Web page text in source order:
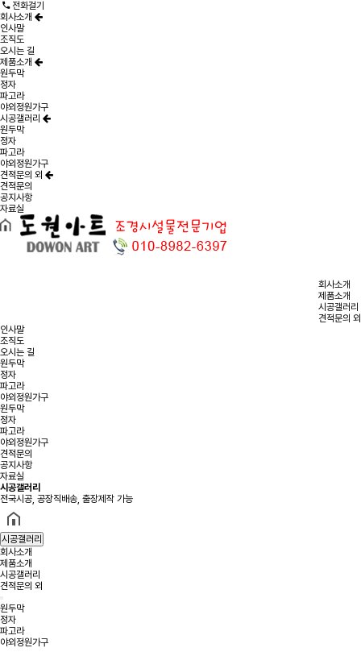
전화걸기
회사소개
인사말
조직도
오시는 길
제품소개
원두막
정자
파고라
야외정원가구
시공갤러리
원두막
정자
파고라
야외정원가구
견적문의 외
견적문의
공지사항
자료실
회사소개
제품소개
시공갤러리
견적문의 외
인사말
조직도
오시는 길
원두막
정자
파고라
야외정원가구
원두막
정자
파고라
야외정원가구
견적문의
공지사항
자료실
시공갤러리
전국시공, 공장직배송, 출장제작 가능
시공갤러리
회사소개
제품소개
시공갤러리
견적문의 외
원두막
정자
파고라
야외정원가구